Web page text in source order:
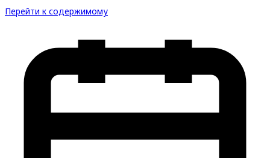
Перейти к содержимому